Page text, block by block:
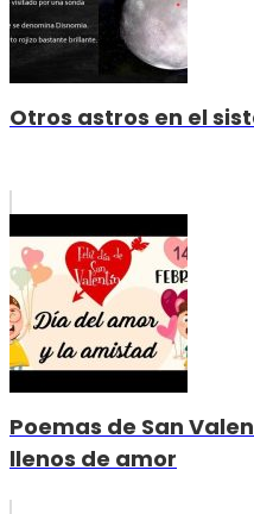
Otros astros en el
Poemas de San
llenos de amor